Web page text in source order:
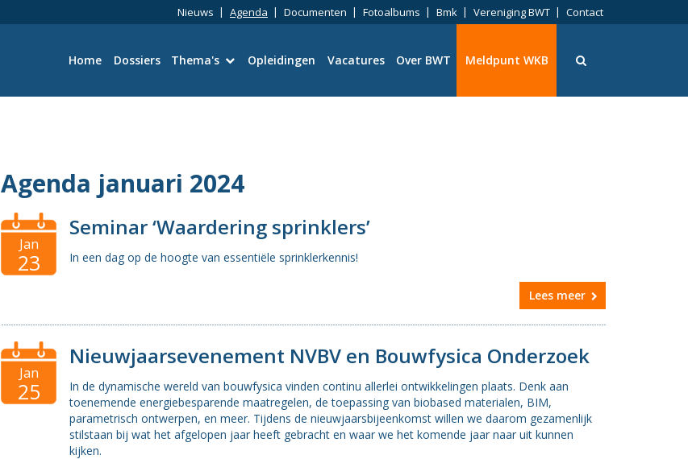
Nieuws Agenda Documenten Fotoalbums Bmk Vereniging BWT Contact
Home Dossiers Thema's
Ruimtelijke kwaliteit
Toezicht en Handhaving
Organisatie BWT
Gezondheid
Opleidingen Vacatures Over BWT Meldpunt WKB
Agenda januari 2024
Jan
23
Seminar ‘Waardering sprinklers’
In een dag op de hoogte van essentiële sprinklerkennis!
Lees meer
Jan
25
Nieuwjaarsevenement NVBV en Bouwfysica Onderzoek
In de dynamische wereld van bouwfysica vinden continu allerlei ontwikkelingen plaats. Denk aan
toenemende energiebesparende maatregelen, de toepassing van biobased materialen, BIM,
parametrisch ontwerpen, en meer. Tijdens de nieuwjaarsbijeenkomst willen we daarom gezamenlijk
stilstaan bij wat het afgelopen jaar heeft gebracht en waar we het komende jaar naar uit kunnen
kijken.